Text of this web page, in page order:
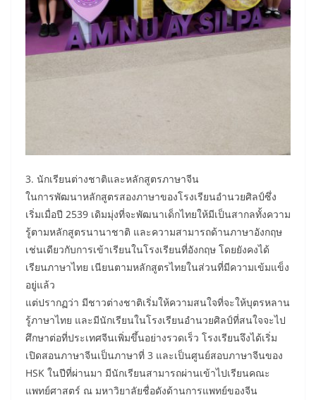
3. นักเรียนต่างชาติและหลักสูตรภาษาจีน
ในการพัฒนาหลักสูตรสองภาษาของโรงเรียนอำนวยศิลป์ซึ่ง
เริ่มเมื่อปี 2539 เดิมมุ่งที่จะพัฒนาเด็กไทยให้มีเป็นสากลทั้งความ
รู้ตามหลักสูตรนานาชาติ และความสามารถด้านภาษาอังกฤษ
เช่นเดียวกับการเข้าเรียนในโรงเรียนที่อังกฤษ โดยยังคงได้
เรียนภาษาไทย เนียนตามหลักสูตรไทยในส่วนที่มีความเข้มแข็ง
อยู่แล้ว
แต่ปรากฏว่า มีชาวต่างชาติเริ่มให้ความสนใจที่จะให้บุตรหลาน
รู้ภาษาไทย และมีนักเรียนในโรงเรียนอำนวยศิลป์ที่สนใจจะไป
ศึกษาต่อที่ประเทศจีนเพิ่มขึ้นอย่างรวดเร็ว โรงเรียนจึงได้เริ่ม
เปิดสอนภาษาจีนเป็นภาษาที่ 3 และเป็นศูนย์สอบภาษาจีนของ
HSK ในปีที่ผ่านมา มีนักเรียนสามารถผ่านเข้าไปเรียนคณะ
แพทย์ศาสตร์ ณ มหาวิยาลัยชื่อดังด้านการแพทย์ของจีน